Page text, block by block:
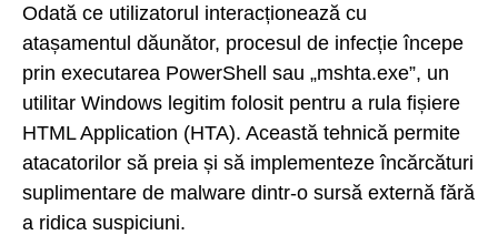
Odată ce utilizatorul interacționează cu
atașamentul dăunător, procesul de infecție începe
prin executarea PowerShell sau „mshta.exe”, un
utilitar Windows legitim folosit pentru a rula fișiere
HTML Application (HTA). Această tehnică permite
atacatorilor să preia și să implementeze încărcături
suplimentare de malware dintr-o sursă externă fără
a ridica suspiciuni.